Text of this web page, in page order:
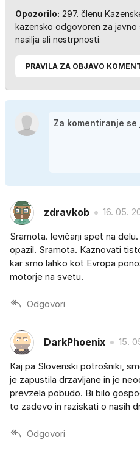
Opozorilo: 297. členu
kazensko odgovoren za javno
nasilja ali nestrpnosti.
PRAVILA ZA OBJAVO
zdravkob 16. 05.
Sramota. levičarji spet na
opazil. Sramota. Kaznovati
kar smo lahko kot Evropa
motorje na svetu.
Odgovori
DarkPhoenix 15.
Kaj pa Slovenski potrošniki,
je zapustila drzavljane in je
prevzela pobudo. Bi bilo
to zadevo in raziskati o nasih
Odgovori